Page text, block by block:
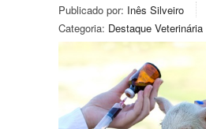
Publicado por: Inês Silveiro
Categoria: Destaque Veterinária